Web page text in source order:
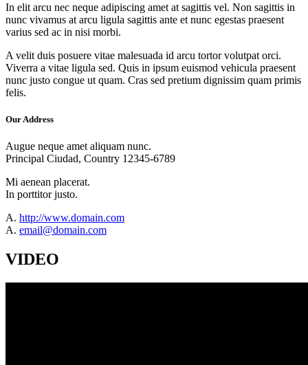
In elit arcu nec neque adipiscing amet at sagittis vel. Non sagittis in
nunc vivamus at arcu ligula sagittis ante et nunc egestas praesent
varius sed ac in nisi morbi.
A velit duis posuere vitae malesuada id arcu tortor volutpat orci.
Viverra a vitae ligula sed. Quis in ipsum euismod vehicula praesent
nunc justo congue ut quam. Cras sed pretium dignissim quam primis
felis.
Our Address
Augue neque amet aliquam nunc.
Principal Ciudad, Country 12345-6789
Mi aenean placerat.
In porttitor justo.
A. http://www.domain.com
A. email@domain.com
VIDEO